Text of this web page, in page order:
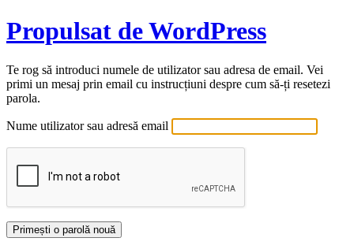
Propulsat de WordPress
Te rog să introduci numele de utilizator sau adresa de email. Vei
primi un mesaj prin email cu instrucțiuni despre cum să-ți resetezi
parola.
Nume utilizator sau adresă email